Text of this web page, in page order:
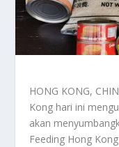
HONG KONG,
Kong hari ini
akan
Feeding Hong